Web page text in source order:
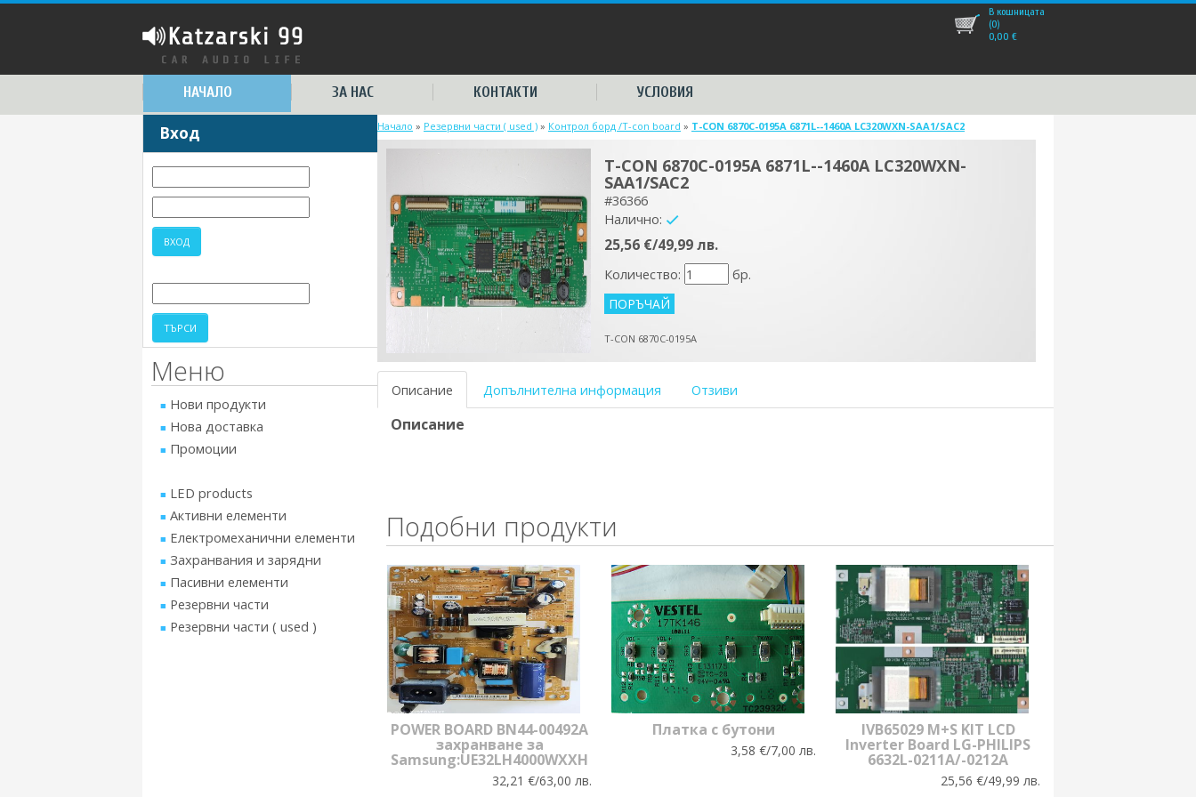
НАЧАЛО ЗА НАС КОНТАКТИ УСЛОВИЯ
В кошницата
(0)
0,00 €
Вход
Меню
Нови продукти
Нова доставка
Промоции
LED products
Активни елементи
Електромеханични елементи
Захранвания и зарядни
Пасивни елементи
Резервни части
Резервни части ( used )
Начало » Резервни части ( used ) » Контрол борд /T-con board » T-CON 6870C-0195A 6871L--1460A LC320WXN-SAA1/SAC2
T-CON 6870C-0195A 6871L--1460A LC320WXN-
SAA1/SAC2
#36366
Налично:
25,56 €/49,99 лв.
Количество: бр.
T-CON 6870C-0195A
Описание Допълнителна информация Отзиви
Описание
Подобни продукти
POWER BOARD BN44-00492A
захранване за
Samsung:UE32LH4000WXXH
32,21 €/63,00 лв.
Платка с бутони
3,58 €/7,00 лв.
IVB65029 M+S KIT LCD
Inverter Board LG-PHILIPS
6632L-0211A/-0212A
25,56 €/49,99 лв.